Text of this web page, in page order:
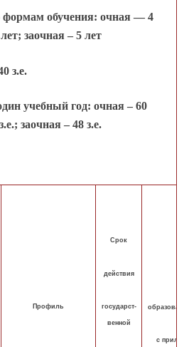
обучения: очная — 4
заочная – 5 лет
з.е.
учебный год: очная – 60
заочная – 48 з.е.
Профиль
Срок
действия
государст-
венной
с